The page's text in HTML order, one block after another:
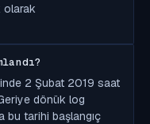
olarak
2 Şubat 2019 saat
dönük log
bu tarihi başlangıç